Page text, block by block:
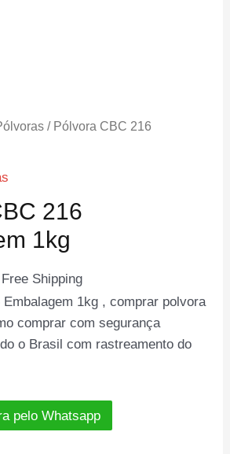
/ Pólvora CBC 216
216
1kg
Shipping
1kg , comprar polvora
comprar com segurança
o Brasil com rastreamento do
pelo Whatsapp